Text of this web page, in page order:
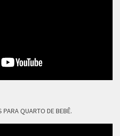
QUARTO DE BEBÊ.